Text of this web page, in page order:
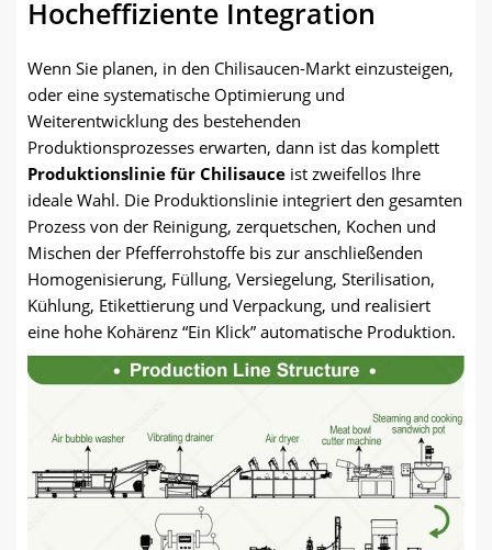
Hocheffiziente Integration
Wenn Sie planen, in den Chilisaucen-Markt einzusteigen,
oder eine systematische Optimierung und
Weiterentwicklung des bestehenden
Produktionsprozesses erwarten, dann ist das komplett
Produktionslinie für Chilisauce ist zweifellos Ihre
ideale Wahl. Die Produktionslinie integriert den gesamten
Prozess von der Reinigung, zerquetschen, Kochen und
Mischen der Pfefferrohstoffe bis zur anschließenden
Homogenisierung, Füllung, Versiegelung, Sterilisation,
Kühlung, Etikettierung und Verpackung, und realisiert
eine hohe Kohärenz “Ein Klick” automatische Produktion.